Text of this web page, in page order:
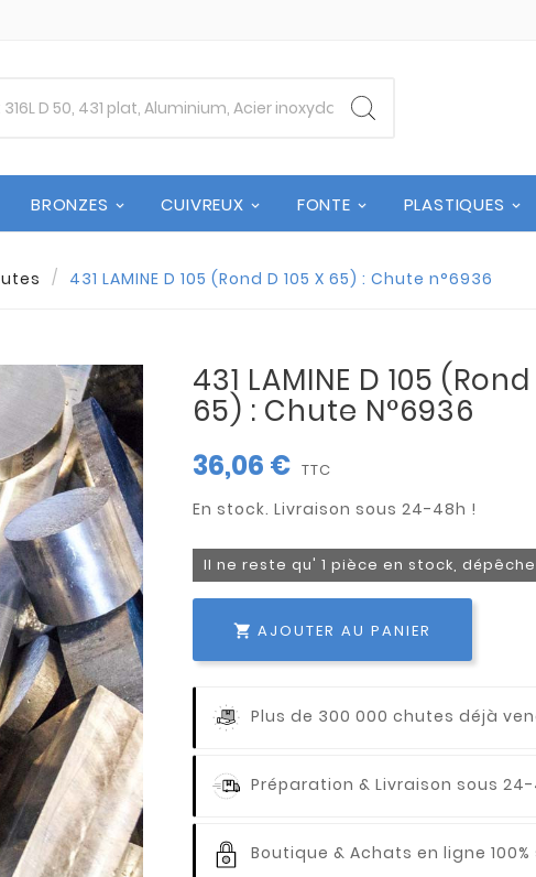
BRONZES CUIVREUX FONTE PLASTIQUES
431 LAMINE D 105 (Rond D 105 X 65) : Chute n°6936
431 LAMINE D 105 (Rond
65) : Chute N°6936
36,06 € TTC
Il ne reste qu' 1 pièce en stock,
 AJOUTER AU PANIER
Plus de 300 000 chutes déjà
Préparation & Livraison sous
Boutique & Achats en ligne 100%